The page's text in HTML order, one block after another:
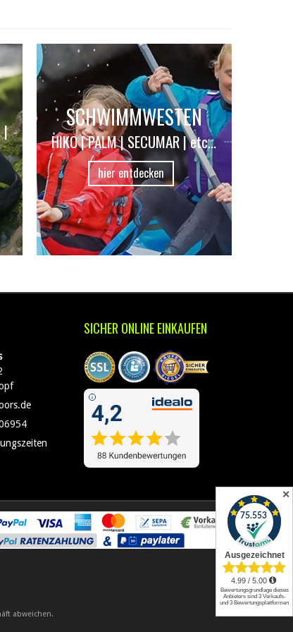
|
SCHWIMMWESTEN
HIKO | PALM | SECUMAR | etc...
hier entdecken
SICHER ONLINE EINKAUFEN
abweichen.
✕